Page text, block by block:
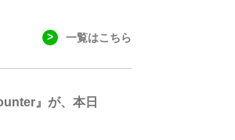
一覧はこちら
』が、本日